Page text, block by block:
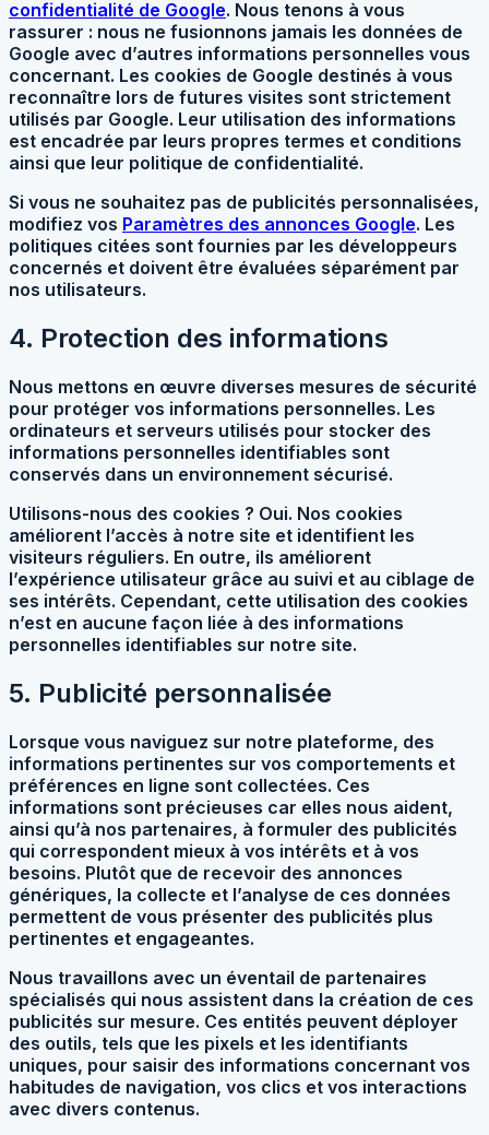
confidentialité de Google. Nous tenons à vous
rassurer : nous ne fusionnons jamais les données de
Google avec d’autres informations personnelles vous
concernant. Les cookies de Google destinés à vous
reconnaître lors de futures visites sont strictement
utilisés par Google. Leur utilisation des informations
est encadrée par leurs propres termes et conditions
ainsi que leur politique de confidentialité.
Si vous ne souhaitez pas de publicités personnalisées,
modifiez vos Paramètres des annonces Google. Les
politiques citées sont fournies par les développeurs
concernés et doivent être évaluées séparément par
nos utilisateurs.
4. Protection des informations
Nous mettons en œuvre diverses mesures de sécurité
pour protéger vos informations personnelles. Les
ordinateurs et serveurs utilisés pour stocker des
informations personnelles identifiables sont
conservés dans un environnement sécurisé.
Utilisons-nous des cookies ? Oui. Nos cookies
améliorent l’accès à notre site et identifient les
visiteurs réguliers. En outre, ils améliorent
l’expérience utilisateur grâce au suivi et au ciblage de
ses intérêts. Cependant, cette utilisation des cookies
n’est en aucune façon liée à des informations
personnelles identifiables sur notre site.
5. Publicité personnalisée
Lorsque vous naviguez sur notre plateforme, des
informations pertinentes sur vos comportements et
préférences en ligne sont collectées. Ces
informations sont précieuses car elles nous aident,
ainsi qu’à nos partenaires, à formuler des publicités
qui correspondent mieux à vos intérêts et à vos
besoins. Plutôt que de recevoir des annonces
génériques, la collecte et l’analyse de ces données
permettent de vous présenter des publicités plus
pertinentes et engageantes.
Nous travaillons avec un éventail de partenaires
spécialisés qui nous assistent dans la création de ces
publicités sur mesure. Ces entités peuvent déployer
des outils, tels que les pixels et les identifiants
uniques, pour saisir des informations concernant vos
habitudes de navigation, vos clics et vos interactions
avec divers contenus.